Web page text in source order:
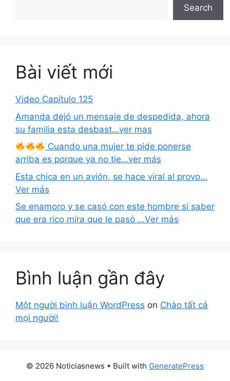
Search
Bài viết mới
Video Capítulo 125
Amanda dejó un mensaje de despedida, ahora
su familia esta desbast…ver mas
Cuando una mujer te pide ponerse
arriba es porque ya no tie…ver más
Esta chica en un avión, se hace viral al provo…
Ver más
Se enamoro y se casó con este hombre si saber
que era rico mira que le pasó …Ver más
Bình luận gần đây
Một người bình luận WordPress on Chào tất cả
mọi người!
© 2026 Noticiasnews • Built with GeneratePress